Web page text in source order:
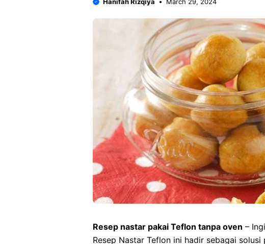
Resep nastar pakai Teflon tanpa oven –
Resep Nastar Teflon ini hadir sebagai